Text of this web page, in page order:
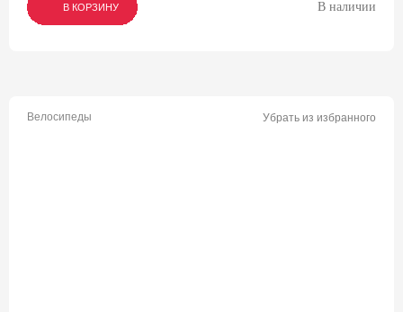
В КОРЗИНУ
В КОРЗИНУ
В КОРЗИНУ В наличии
Велосипеды Убрать из избранного